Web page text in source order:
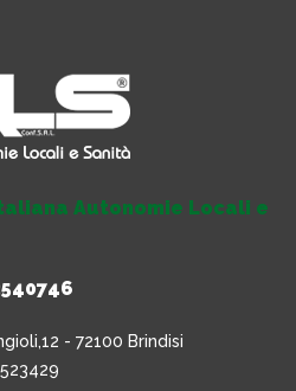
Autonomie Locali e
- 72100 Brindisi